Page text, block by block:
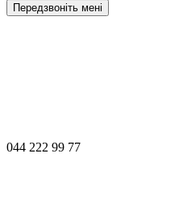
Передзвоніть мені
044 222 99 77